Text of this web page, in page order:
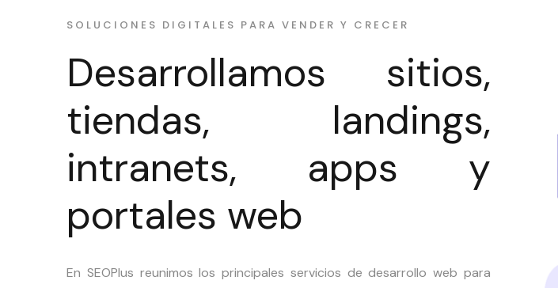
SOLUCIONES DIGITALES PARA VENDER Y CRECER
Desarrollamos sitios,
tiendas, landings,
intranets, apps y
portales web
En SEOPlus reunimos los principales servicios de desarrollo web para